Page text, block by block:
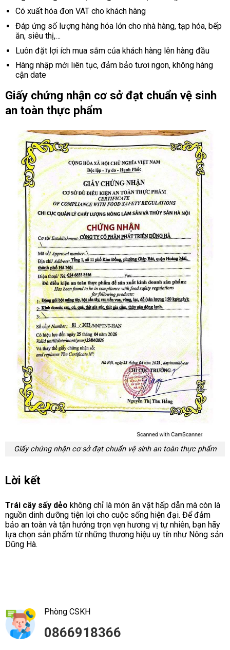
Có xuất hóa đơn VAT cho khách hàng
Đáp ứng số lượng hàng hóa lớn cho nhà hàng, tạp hóa, bếp
ăn, siêu thị,…
Luôn đặt lợi ích mua sắm của khách hàng lên hàng đầu
Hàng nhập mới liên tục, đảm bảo tươi ngon, không hàng
cận date
Giấy chứng nhận cơ sở đạt chuẩn vệ sinh
an toàn thực phẩm
Giấy chứng nhận cơ sở đạt chuẩn vệ sinh an toàn thực phẩm
Lời kết
Trái cây sấy dẻo không chỉ là món ăn vặt hấp dẫn mà còn là
nguồn dinh dưỡng tiện lợi cho cuộc sống hiện đại. Để đảm
bảo an toàn và tận hưởng trọn vẹn hương vị tự nhiên, bạn hãy
lựa chọn sản phẩm từ những thương hiệu uy tín như Nông sản
Dũng Hà.
Phòng CSKH
0866918366